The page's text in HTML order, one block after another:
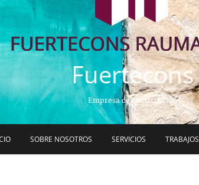
Fuertecons
Empresa de construcción
SOBRE NOSOTROS SERVICIOS TRABAJOS